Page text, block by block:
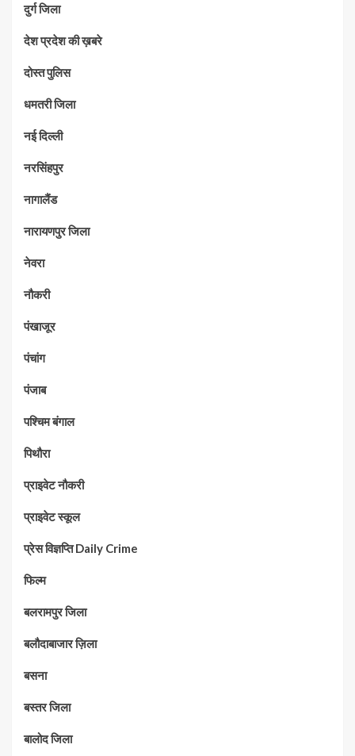
दुर्ग जिला
देश प्रदेश की ख़बरे
दोस्त पुलिस
धमतरी जिला
नई दिल्ली
नरसिंहपुर
नागालैंड
नारायणपुर जिला
नेवरा
नौकरी
पंखाजूर
पंचांग
पंजाब
पश्चिम बंगाल
पिथौरा
प्राइवेट नौकरी
प्राइवेट स्कूल
प्रेस विज्ञप्ति Daily Crime
फिल्म
बलरामपुर जिला
बलौदाबाजार ज़िला
बसना
बस्तर जिला
बालोद जिला